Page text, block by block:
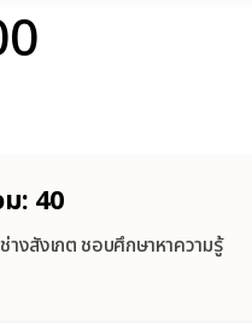
: 40
งสังเกต ชอบศึกษาหาความรู้